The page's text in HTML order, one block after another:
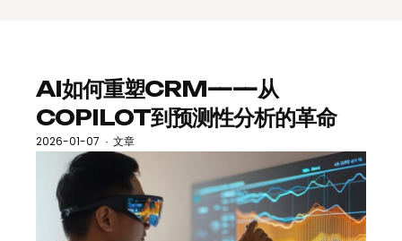
AI如何重塑CRM——从
COPILOT到预测性分析的革命
2026-01-07 · 文章